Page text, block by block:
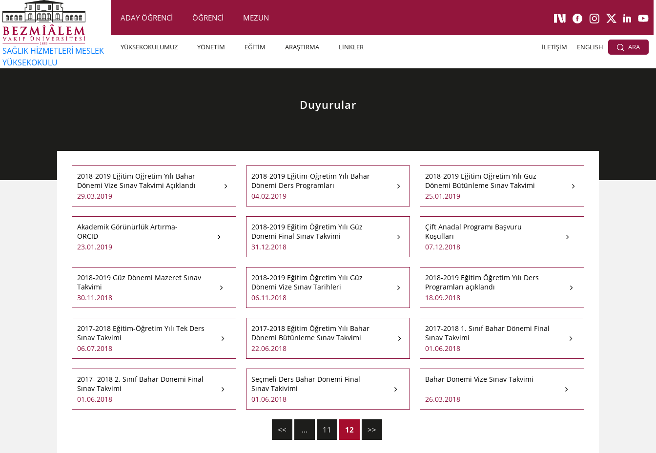
SAĞLIK HİZMETLERİ MESLEK
YÜKSEKOKULU
ADAY ÖĞRENCİ ÖĞRENCİ MEZUN
YÜKSEKOKULUMUZ YÖNETİM EĞİTİM ARAŞTIRMA LİNKLER İLETİŞİM ENGLISH ARA
Duyurular
2018-2019 Eğitim Öğretim Yılı Bahar
Dönemi Vize Sınav Takvimi Açıklandı
29.03.2019
2018-2019 Eğitim-Öğretim Yılı Bahar
Dönemi Ders Programları
04.02.2019
2018-2019 Eğitim Öğretim Yılı Güz
Dönemi Bütünleme Sınav Takvimi
25.01.2019
​Akademik Görünürlük Artırma-
ORCID​
23.01.2019
2018-2019 Eğitim Öğretim Yılı Güz
Dönemi Final Sınav Takvimi
31.12.2018
Çift Anadal Programı Başvuru
Koşulları
07.12.2018
2018-2019 Güz Dönemi Mazeret Sınav
Takvimi
30.11.2018
2018-2019 Eğitim Öğretim Yılı Güz
Dönemi Vize Sınav Tarihleri
06.11.2018
2018-2019 Eğitim Öğretim Yılı Ders
Programları açıklandı
18.09.2018
2017-2018 Eğitim-Öğretim Yılı Tek Ders
Sınav Takvimi
06.07.2018
2017-2018 Eğitim Öğretim Yılı Bahar
Dönemi Bütünleme Sınav Takvimi
22.06.2018
2017-2018 1. Sınıf Bahar Dönemi Final
Sınav Takvimi
01.06.2018
2017- 2018 2. Sınıf Bahar Dönemi Final
Sınav Takvimi
01.06.2018
Seçmeli Ders Bahar Dönemi Final
Sınav Takivimi
01.06.2018
Bahar Dönemi Vize Sınav Takvimi
26.03.2018
<< ... 11 12 >>